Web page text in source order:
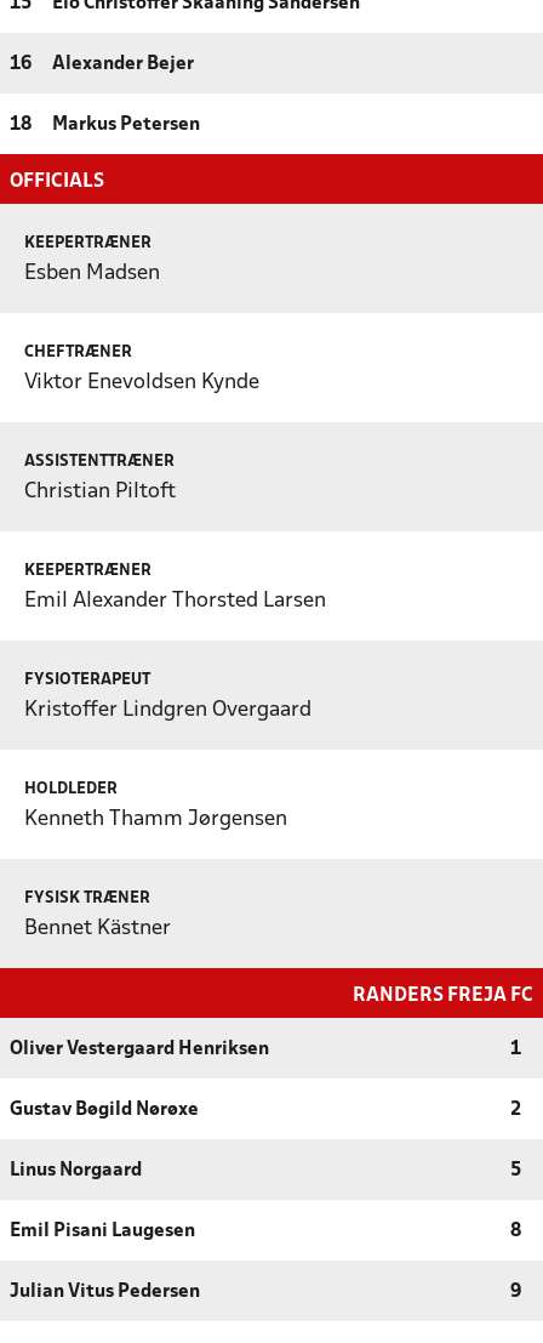
16 Alexander Bejer
18 Markus Petersen
OFFICIALS
KEEPERTRÆNER
Esben Madsen
CHEFTRÆNER
Viktor Enevoldsen Kynde
ASSISTENTTRÆNER
Christian Piltoft
KEEPERTRÆNER
Emil Alexander Thorsted Larsen
FYSIOTERAPEUT
Kristoffer Lindgren Overgaard
HOLDLEDER
Kenneth Thamm Jørgensen
FYSISK TRÆNER
Bennet Kästner
RANDERS FREJA FC
Oliver Vestergaard Henriksen 1
Gustav Bøgild Nørøxe 2
Linus Norgaard 5
Emil Pisani Laugesen 8
Julian Vitus Pedersen 9